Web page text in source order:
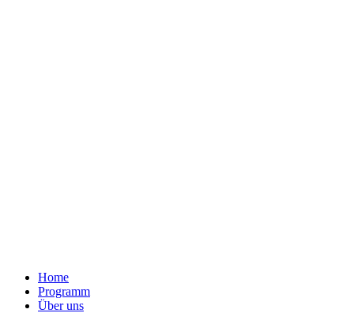
Home
Programm
Über uns